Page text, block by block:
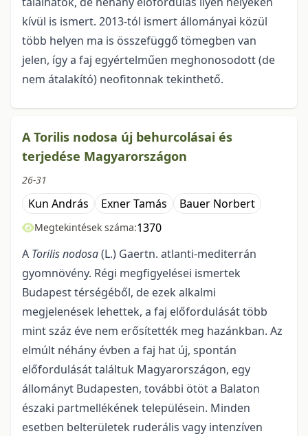
kívül is ismert. 2013-tól ismert állományai közül
több helyen ma is összefüggő tömegben van
jelen, így a faj egyértelműen meghonosodott (de
nem átalakító) neofitonnak tekinthető.
A Torilis nodosa új behurcolásai és
terjedése Magyarországon
26-31
Kun András Exner Tamás Bauer Norbert
Megtekintések száma:1370
A Torilis nodosa(L.) Gaertn. atlanti-mediterrán
gyomnövény. Régi megfigyelései ismer­tek
Budapest térségéből, de ezek alkalmi
megjelenések lehettek, a faj előfordulását több
mint száz éve nem erősítették meg hazánkban. Az
elmúlt néhány évben a faj hat új, spontán
előfordulását talál­tuk Magyarországon, egy
állományt Budapesten, további ötöt a Balaton
északi partmellékének települé­sein. Minden
esetben belterületek ruderális vagy intenzíven